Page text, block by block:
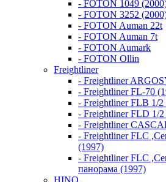
- FOTON 1049
- FOTON 3252
- FOTON Auman 22t
- FOTON Auman 7t
- FOTON Aumark
- FOTON Ollin
Freightliner
- Freightliner
- Freightliner FL-70
- Freightliner FLB 1/2
- Freightliner FLD 1/2
- Freightliner
- Freightliner FLC
(1997)
- Freightliner FLC
панорама (1997)
HINO